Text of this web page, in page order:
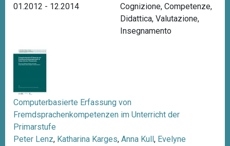
01.2012 - 12.2014
Cognizione, Competenze,
Didattica, Valutazione,
Insegnamento
Computerbasierte Erfassung von
Fremdsprachenkompetenzen im Unterricht der
Primarstufe
Peter Lenz, Katharina Karges, Anna Kull , Evelyne